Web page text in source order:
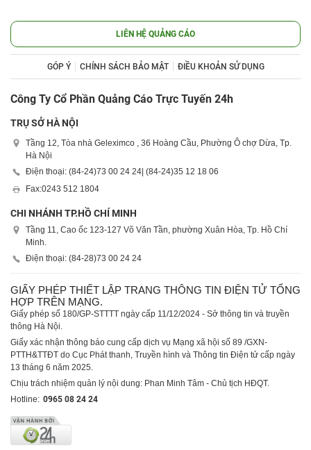
LIÊN HỆ QUẢNG CÁO
GÓP Ý CHÍNH SÁCH BẢO MẬT ĐIỀU KHOẢN SỬ DỤNG
Công Ty Cổ Phần Quảng Cáo Trực Tuyến 24h
TRỤ SỞ HÀ NỘI
Tầng 12, Tòa nhà Geleximco , 36 Hoàng Cầu, Phường Ô chợ Dừa, Tp.
Hà Nội
Điện thoại: (84-24)73 00 24 24| (84-24)35 12 18 06
Fax:0243 512 1804
CHI NHÁNH TP.HỒ CHÍ MINH
Tầng 11, Cao ốc 123-127 Võ Văn Tần, phường Xuân Hòa, Tp. Hồ Chí
Minh.
Điện thoại: (84-28)73 00 24 24
GIẤY PHÉP THIẾT LẬP TRANG THÔNG TIN ĐIỆN TỬ TỔNG
HỢP TRÊN MẠNG.
Giấy phép số 180/GP-STTTT ngày cấp 11/12/2024 - Sở thông tin và truyền
thông Hà Nội.
Giấy xác nhận thông báo cung cấp dịch vụ Mạng xã hội số 89 /GXN-
PTTH&TTĐT do Cục Phát thanh, Truyền hình và Thông tin Điện tử cấp ngày
13 tháng 6 năm 2025.
Chịu trách nhiệm quản lý nội dung: Phan Minh Tâm - Chủ tịch HĐQT.
Hotline: 0965 08 24 24